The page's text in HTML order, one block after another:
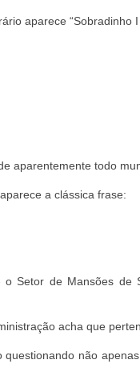
aparece “Sobradinho I
aparentemente todo
a clássica frase:
Setor de Mansões
acha que
não